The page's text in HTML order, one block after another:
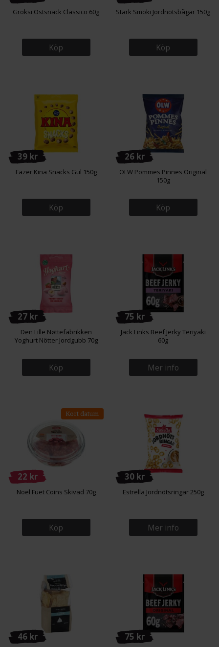
Groksi Ostsnack Classico 60g
Köp
Stark Smoki Jordnötsbågar 150g
Köp
39 kr
Fazer Kina Snacks Gul 150g
Köp
26 kr
OLW Pommes Pinnes Original
150g
Köp
27 kr
Den Lille Nøttefabrikken
Yoghurt Nötter Jordgubb 70g
Köp
75 kr
Jack Links Beef Jerky Teriyaki
60g
Mer info
22 kr
Kort datum
Noel Fuet Coins Skivad 70g
Köp
30 kr
Estrella Jordnötsringar 250g
Mer info
46 kr 75 kr